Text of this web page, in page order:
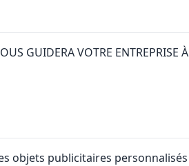
GUIDERA VOTRE ENTREPRISE À
objets publicitaires